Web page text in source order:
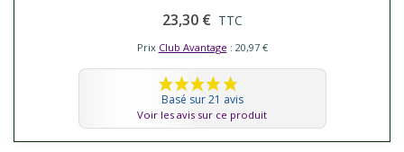
23,30 € TTC
Prix Club Avantage : 20,97 €
Basé sur 21 avis
Voir les avis sur ce produit